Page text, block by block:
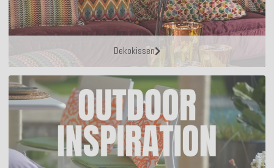
Dekokissen